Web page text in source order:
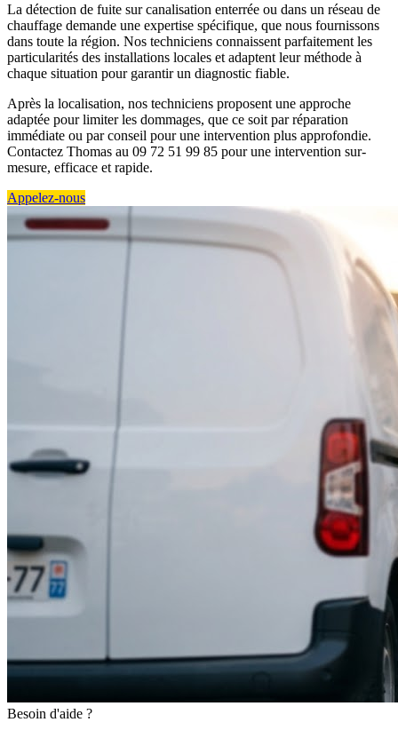
La détection de fuite sur canalisation enterrée ou dans un réseau de
chauffage demande une expertise spécifique, que nous fournissons
dans toute la région. Nos techniciens connaissent parfaitement les
particularités des installations locales et adaptent leur méthode à
chaque situation pour garantir un diagnostic fiable.
Après la localisation, nos techniciens proposent une approche
adaptée pour limiter les dommages, que ce soit par réparation
immédiate ou par conseil pour une intervention plus approfondie.
Contactez Thomas au 09 72 51 99 85 pour une intervention sur-
mesure, efficace et rapide.
Appelez-nous
Besoin d'aide ?